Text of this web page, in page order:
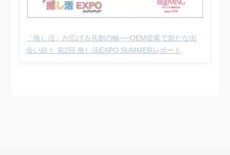
「推し活」が広げる共創の輪──OEM提案で新たな出
会い続々 第2回 推し活EXPO SUMMERレポート